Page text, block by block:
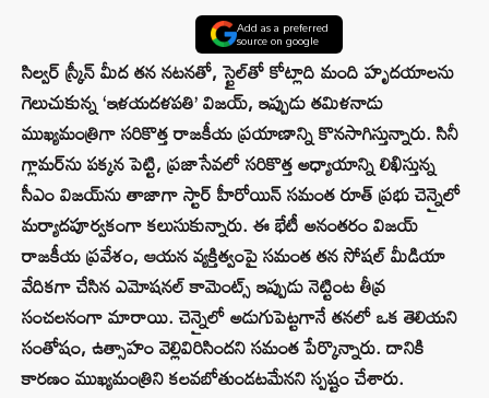
Add as a preferred
source on google
సిల్వర్ స్క్రీన్ మీద తన నటనతో, స్టైల్‌తో కోట్లాది మంది హృదయాలను
గెలుచుకున్న ‘ఇళయదళపతి’ విజయ్, ఇప్పుడు తమిళనాడు
ముఖ్యమంత్రిగా సరికొత్త రాజకీయ ప్రయాణాన్ని కొనసాగిస్తున్నారు. సినీ
గ్లామర్‌ను పక్కన పెట్టి, ప్రజాసేవలో సరికొత్త అధ్యాయాన్ని లిఖిస్తున్న
సీఎం విజయ్‌ను తాజాగా స్టార్ హీరోయిన్ సమంత రూత్ ప్రభు చెన్నైలో
మర్యాదపూర్వకంగా కలుసుకున్నారు. ఈ భేటీ అనంతరం విజయ్
రాజకీయ ప్రవేశం, ఆయన వ్యక్తిత్వంపై సమంత తన సోషల్ మీడియా
వేదికగా చేసిన ఎమోషనల్ కామెంట్స్ ఇప్పుడు నెట్టింట తీవ్ర
సంచలనంగా మారాయి. చెన్నైలో అడుగుపెట్టగానే తనలో ఒక తెలియని
సంతోషం, ఉత్సాహం వెల్లివిరిసిందని సమంత పేర్కొన్నారు. దానికి
కారణం ముఖ్యమంత్రిని కలవబోతుండటమేనని స్పష్టం చేశారు.